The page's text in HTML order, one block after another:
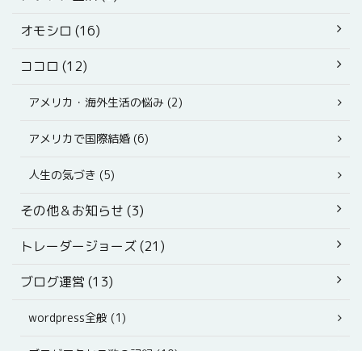
オモシロ (16)
ココロ (12)
アメリカ・海外生活の悩み (2)
アメリカで国際結婚 (6)
人生の気づき (5)
その他＆お知らせ (3)
トレーダージョーズ (21)
ブログ運営 (13)
wordpress全般 (1)